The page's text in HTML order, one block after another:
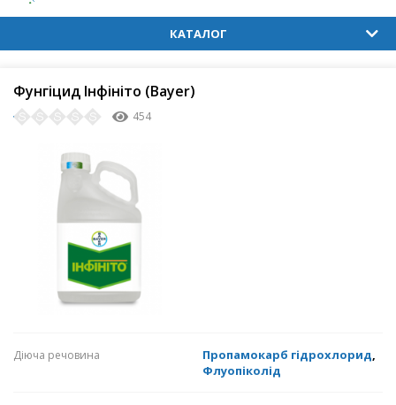
КАТАЛОГ
Фунгіцид Інфініто (Bayer)
454
Діюча речовина Пропамокарб гідрохлорид,
Флуопіколід